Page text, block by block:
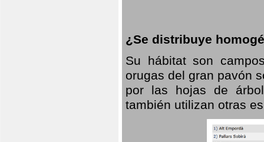
¿Se distribuye
Su hábitat son
orugas del gran pavón
por las hojas de
también utilizan otras